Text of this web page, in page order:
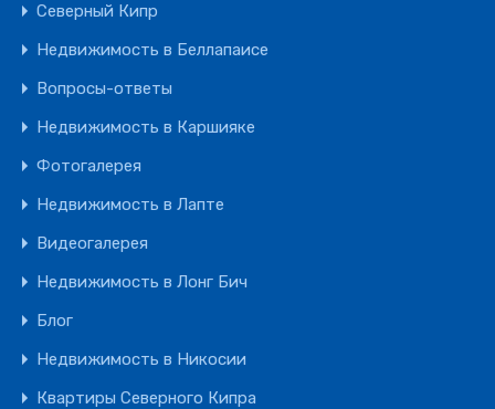
Северный Кипр
Недвижимость в Беллапаисе
Вопросы-ответы
Недвижимость в Каршияке
Фотогалерея
Недвижимость в Лапте
Видеогалерея
Недвижимость в Лонг Бич
Блог
Недвижимость в Никосии
Квартиры Северного Кипра